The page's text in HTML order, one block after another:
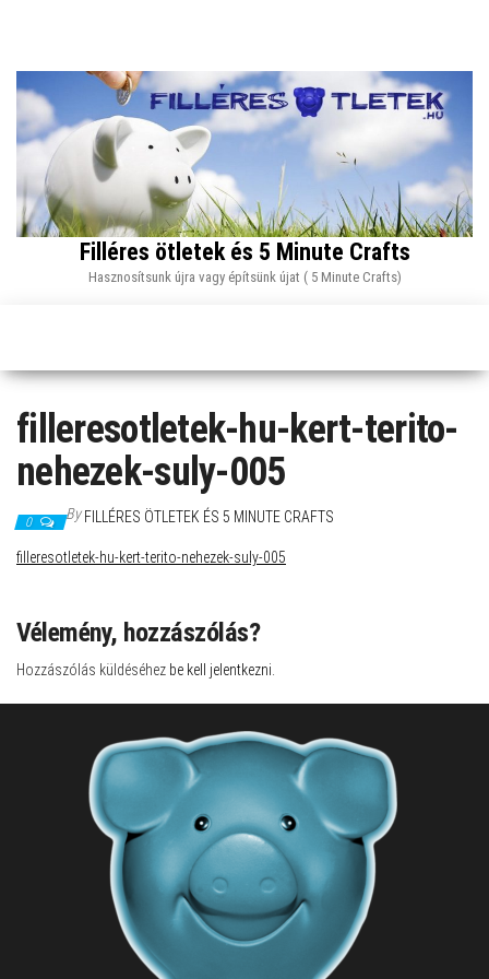
Filléres ötletek és 5 Minute Crafts
Hasznosítsunk újra vagy építsünk újat ( 5 Minute Crafts)
filleresotletek-hu-kert-terito-
nehezek-suly-005
0 By FILLÉRES ÖTLETEK ÉS 5 MINUTE CRAFTS
filleresotletek-hu-kert-terito-nehezek-suly-005
Vélemény, hozzászólás?
Hozzászólás küldéséhez be kell jelentkezni.